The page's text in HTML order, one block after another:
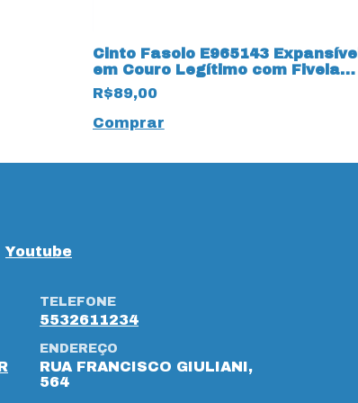
Cinto Fasolo E965143 Expansível
em Couro Legítimo com Fivela
12273 Fixa Cromada
R$89,00
Comprar
Youtube
TELEFONE
5532611234
ENDEREÇO
RUA FRANCISCO GIULIANI,
564